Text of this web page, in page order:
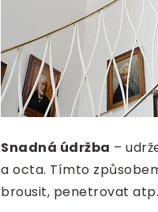
Snadná údržba –
a octa. Tímto
brousit, penetrovat atp.